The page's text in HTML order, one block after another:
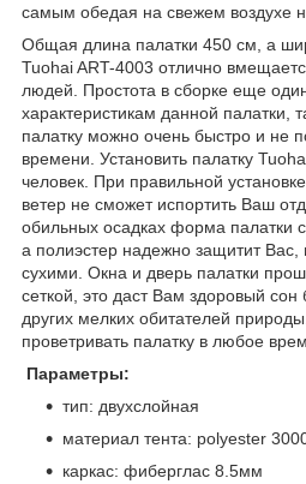
самым обедая на свежем воздухе
Общая длина палатки 450 см, а
Tuohai ART-4003 отлично
людей. Простота в сборке еще
характеристикам данной палатки,
палатку можно очень быстро и не
времени. Установить палатку
человек. При правильной
ветер не сможет испортить Ваш
обильных осадках форма палатки
а полиэстер надежно защитит
сухими. Окна и дверь палатки
сеткой, это даст Вам здоровый сон
других мелких обитателей
проветривать палатку в любое
Параметры:
тип: двухслойная
материал тента: polyester
каркас: фиберглас 8.5мм